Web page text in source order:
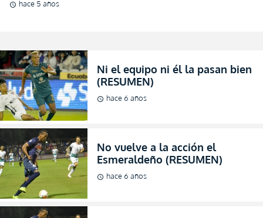
schedule hace 5 años
Ni el equipo ni él la pasan bien
(RESUMEN)
schedule hace 6 años
No vuelve a la acción el
Esmeraldeño (RESUMEN)
schedule hace 6 años